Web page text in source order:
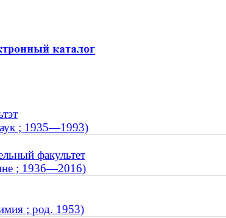
; 1935—1993)
факультет
; 1936—2016)
; род. 1953)